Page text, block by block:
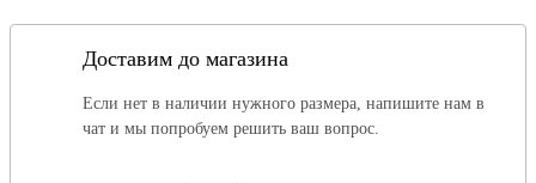
Доставим до магазина
Если нет в наличии нужного размера, напишите нам в
чат и мы попробуем решить ваш вопрос.